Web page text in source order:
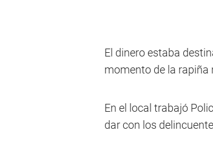
El dinero estaba
momento de la rapiña
En el local trabajó
dar con los